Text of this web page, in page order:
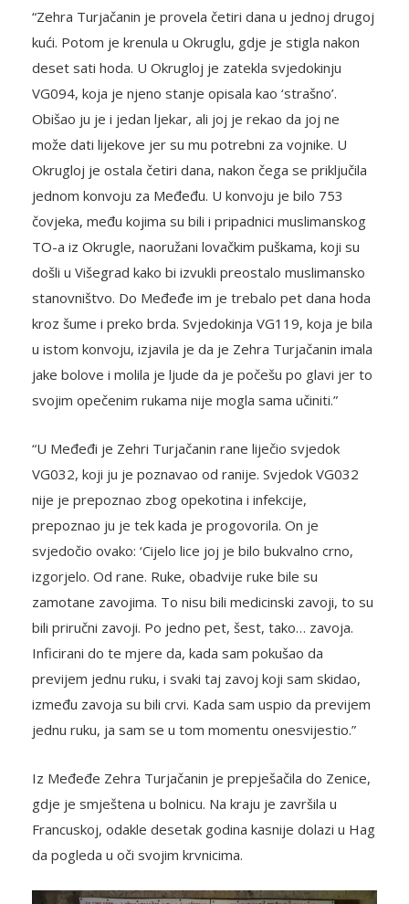
“Zehra Turjačanin je provela četiri dana u jednoj drugoj
kući. Potom je krenula u Okruglu, gdje je stigla nakon
deset sati hoda. U Okrugloj je zatekla svjedokinju
VG094, koja je njeno stanje opisala kao ‘strašno’.
Obišao ju je i jedan ljekar, ali joj je rekao da joj ne
može dati lijekove jer su mu potrebni za vojnike. U
Okrugloj je ostala četiri dana, nakon čega se priključila
jednom konvoju za Međeđu. U konvoju je bilo 753
čovjeka, među kojima su bili i pripadnici muslimanskog
TO-a iz Okrugle, naoružani lovačkim puškama, koji su
došli u Višegrad kako bi izvukli preostalo muslimansko
stanovništvo. Do Međeđe im je trebalo pet dana hoda
kroz šume i preko brda. Svjedokinja VG119, koja je bila
u istom konvoju, izjavila je da je Zehra Turjačanin imala
jake bolove i molila je ljude da je počešu po glavi jer to
svojim opečenim rukama nije mogla sama učiniti.”
“U Međeđi je Zehri Turjačanin rane liječio svjedok
VG032, koji ju je poznavao od ranije. Svjedok VG032
nije je prepoznao zbog opekotina i infekcije,
prepoznao ju je tek kada je progovorila. On je
svjedočio ovako: ‘Cijelo lice joj je bilo bukvalno crno,
izgorjelo. Od rane. Ruke, obadvije ruke bile su
zamotane zavojima. To nisu bili medicinski zavoji, to su
bili priručni zavoji. Po jedno pet, šest, tako… zavoja.
Inficirani do te mjere da, kada sam pokušao da
previjem jednu ruku, i svaki taj zavoj koji sam skidao,
između zavoja su bili crvi. Kada sam uspio da previjem
jednu ruku, ja sam se u tom momentu onesvijestio.”
Iz Međeđe Zehra Turjačanin je prepješačila do Zenice,
gdje je smještena u bolnicu. Na kraju je završila u
Francuskoj, odakle desetak godina kasnije dolazi u Hag
da pogleda u oči svojim krvnicima.